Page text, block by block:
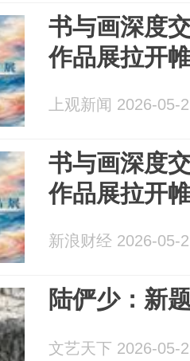
书与画深度
作品展拉开
上观新闻 2026-05-
书与画深度
作品展拉开
新浪财经 2026-05-
陆俨少：新
文艺天下 2026-05-